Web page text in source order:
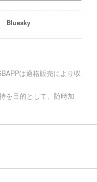
Bluesky
は適格販売により収
を目的として、随時加